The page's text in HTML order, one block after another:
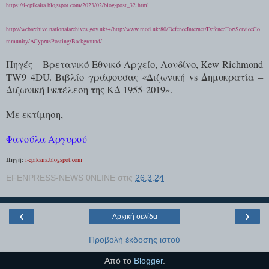
https://i-epikaira.blogspot.com/2023/02/blog-post_32.html
http://webarchive.nationalarchives.gov.uk/+/http:/www.mod.uk:80/DefenceInternet/DefenceFor/ServiceCo
mmunity/ACyprusPosting/Background/
Πηγές – Βρετανικό Εθνικό Αρχείο, Λονδίνο, Kew Richmond
TW9 4DU. Βιβλίο γράφουσας «Διζωνική vs Δημοκρατία –
Διζωνική Εκτέλεση της ΚΔ 1955-2019».
Με εκτίμηση,
Φανούλα Αργυρού
Πηγή: i-epikaira.blogspot.com
EFENPRESS-NEWS 0NLINE στις 26.3.24
‹ ›
Αρχική σελίδα
Προβολή έκδοσης ιστού
Από το Blogger.